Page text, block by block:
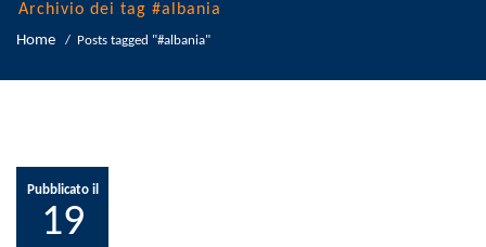
Archivio dei tag #albania
Home / Posts tagged "#albania"
Pubblicato il
19